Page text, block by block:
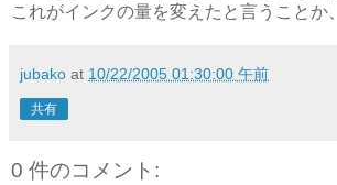
これがインクの量を変えたと言うこと
jubako at 10/22/2005 01:30:00 午前
共有
0 件のコメント: